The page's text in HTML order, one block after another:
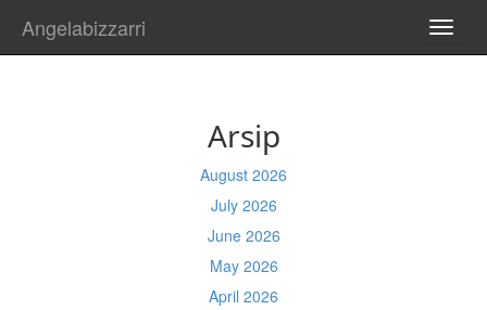
Angelabizzarri
Arsip
August 2026
July 2026
June 2026
May 2026
April 2026